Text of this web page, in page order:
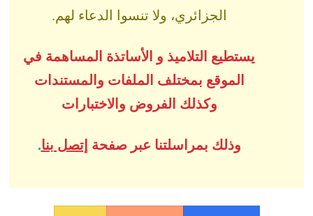
الجزائري، ولا تنسوا الدعاء لهم.
يستطيع التلاميذ و الأساتذة المساهمة في
الموقع بمختلف الملفات والمستندات
وكذلك الفروض والاختبارات
وذلك بمراسلتنا عبر صفحة إتصل بنا.